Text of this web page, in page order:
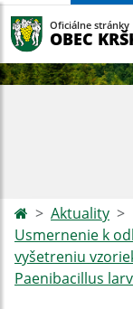
Oficiálne stránky
OBEC
Aktuality
Usmernenie k
vyšetreniu
Paenibacillus